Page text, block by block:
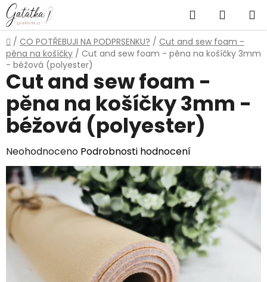
Přejít
na
obsah
Hledat
KOŠÍK
Domů
/ CO POTŘEBUJI NA PODPRSENKU? / Cut and sew foam -
pěna na košíčky / Cut and sew foam - pěna na košíčky 3mm
- béžová (polyester)
Cut and sew foam -
pěna na košíčky 3mm -
béžová (polyester)
Průměrné
hodnocení
produktu
je
0,0
z
hvězdiček.
Neohodnoceno Podrobnosti hodnocení